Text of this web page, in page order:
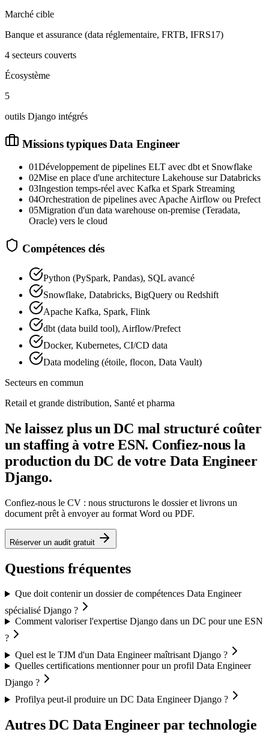
Marché cible
Banque et assurance (data réglementaire, FRTB, IFRS17)
4 secteurs couverts
Écosystème
5
outils Django intégrés
Missions typiquesData Engineer
01Développement de pipelines ELT avec dbt et Snowflake
02Mise en place d'une architecture Lakehouse sur Databricks
03Ingestion temps-réel avec Kafka et Spark Streaming
04Orchestration de pipelines avec Apache Airflow ou Prefect
05Migration d'un data warehouse on-premise (Teradata,
Oracle) vers le cloud
Compétences clés
Python (PySpark, Pandas), SQL avancé
Snowflake, Databricks, BigQuery ou Redshift
Apache Kafka, Spark, Flink
dbt (data build tool), Airflow/Prefect
Docker, Kubernetes, CI/CD data
Data modeling (étoile, flocon, Data Vault)
Secteurs en commun
Retail et grande distribution, Santé et pharma
Ne laissez plus un DC mal structuré coûter
un staffing à votre ESN. Confiez-nous la
production du DC de votre Data Engineer
Django.
Confiez-nous le CV : nous structurons le dossier et livrons un
document prêt à envoyer au format Word ou PDF.
Réserver un audit gratuit
Questions fréquentes
Que doit contenir un dossier de compétences Data Engineer
spécialisé Django ?
Comment valoriser l'expertise Django dans un DC pour une ESN
?
Quel est le TJM d'un Data Engineer maîtrisant Django ?
Quelles certifications mentionner pour un profil Data Engineer
Django ?
Profilya peut-il produire un DC Data Engineer Django ?
Autres DC Data Engineerpar technologie